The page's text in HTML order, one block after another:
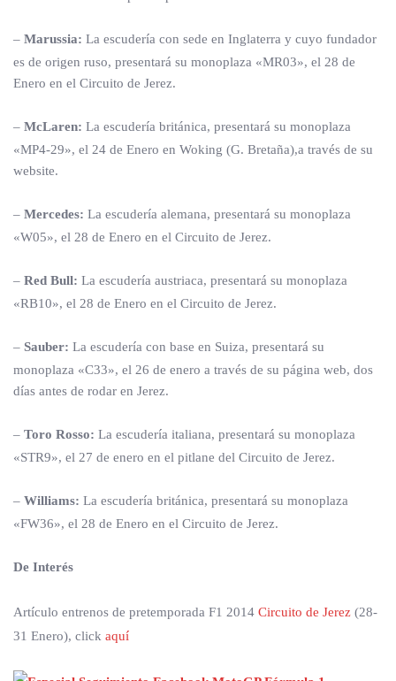
– Marussia: La escudería con sede en Inglaterra y cuyo fundador
es de origen ruso, presentará su monoplaza «MR03», el 28 de
Enero en el Circuito de Jerez.
– McLaren: La escudería británica, presentará su monoplaza
«MP4-29», el 24 de Enero en Woking (G. Bretaña),a través de su
website.
– Mercedes: La escudería alemana, presentará su monoplaza
«W05», el 28 de Enero en el Circuito de Jerez.
– Red Bull: La escudería austriaca, presentará su monoplaza
«RB10», el 28 de Enero en el Circuito de Jerez.
– Sauber: La escudería con base en Suiza, presentará su
monoplaza «C33», el 26 de enero a través de su página web, dos
días antes de rodar en Jerez.
– Toro Rosso: La escudería italiana, presentará su monoplaza
«STR9», el 27 de enero en el pitlane del Circuito de Jerez.
– Williams: La escudería británica, presentará su monoplaza
«FW36», el 28 de Enero en el Circuito de Jerez.
De Interés
Artículo entrenos de pretemporada F1 2014 Circuito de Jerez (28-
31 Enero), click aquí